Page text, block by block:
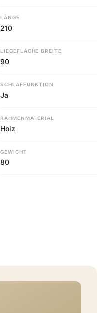
LÄNGE
210
LIEGEFLÄCHE BREITE
90
SCHLAFFUNKTION
Ja
RAHMENMATERIAL
Holz
GEWICHT
80